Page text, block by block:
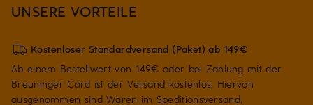
UNSERE VORTEILE
Kostenloser Standardversand (Paket) ab 149€
Ab einem Bestellwert von 149€ oder bei Zahlung mit der
Breuninger Card ist der Versand kostenlos. Hiervon
ausgenommen sind Waren im Speditionsversand.